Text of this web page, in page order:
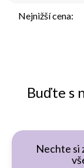
Buďte s
Nechte si
Nejnižší cena: